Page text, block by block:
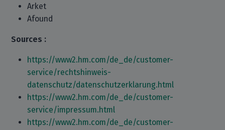
Arket
Afound
Sources :
https://www2.hm.com/de_de/customer-
service/rechtshinweis-
datenschutz/datenschutzerklarung.html
https://www2.hm.com/de_de/customer-
service/impressum.html
https://www2.hm.com/de_de/customer-